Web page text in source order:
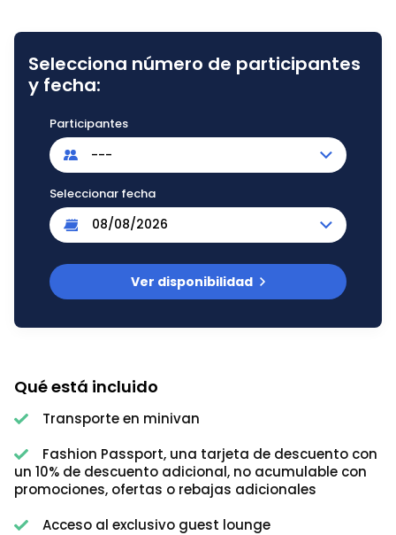
Selecciona número de participantes
y fecha:
Participantes
---
Seleccionar fecha
Ver disponibilidad
Qué está incluido
Transporte en minivan
Fashion Passport, una tarjeta de descuento con
un 10% de descuento adicional, no acumulable con
promociones, ofertas o rebajas adicionales
Acceso al exclusivo guest lounge